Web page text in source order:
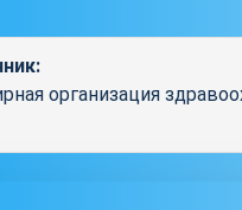
организация